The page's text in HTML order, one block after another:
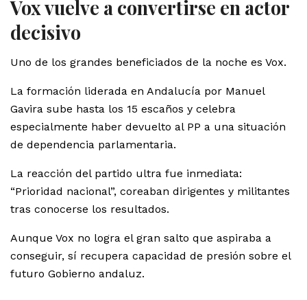
Vox vuelve a convertirse en actor
decisivo
Uno de los grandes beneficiados de la noche es Vox.
La formación liderada en Andalucía por Manuel
Gavira sube hasta los 15 escaños y celebra
especialmente haber devuelto al PP a una situación
de dependencia parlamentaria.
La reacción del partido ultra fue inmediata:
“Prioridad nacional”, coreaban dirigentes y militantes
tras conocerse los resultados.
Aunque Vox no logra el gran salto que aspiraba a
conseguir, sí recupera capacidad de presión sobre el
futuro Gobierno andaluz.